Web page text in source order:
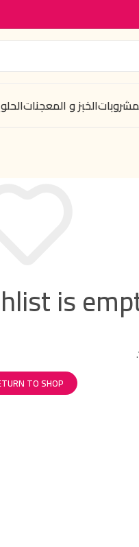
الخبز و المعجنات
is
TO SHOP